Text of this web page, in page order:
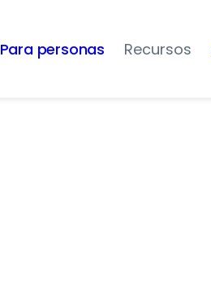
Para personas Recursos